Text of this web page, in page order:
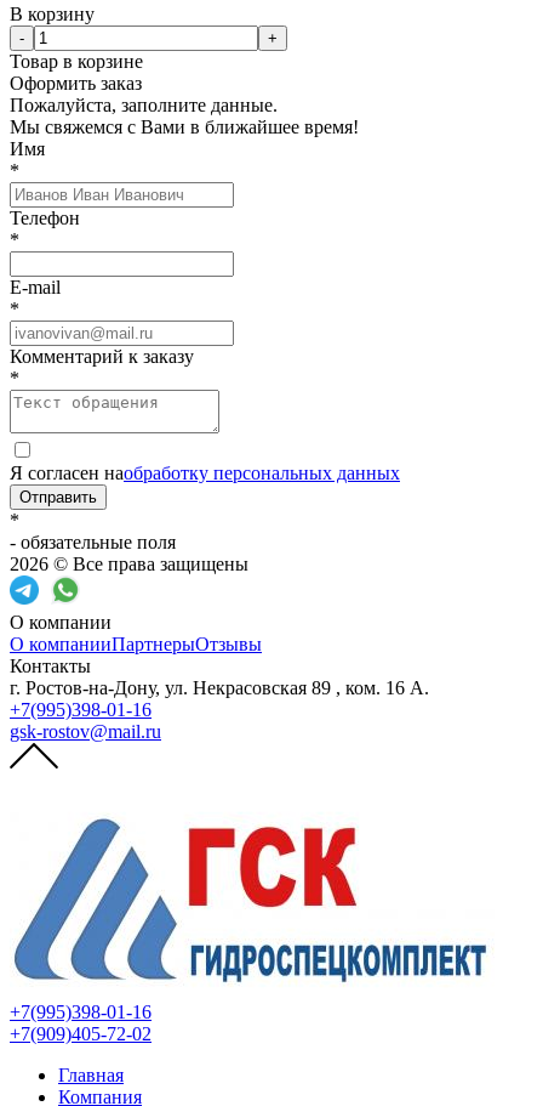
В корзину
- +
Товар в корзине
Оформить заказ
Пожалуйста, заполните данные.
Мы свяжемся с Вами в ближайшее время!
Имя
*
Телефон
*
E-mail
*
Комментарий к заказу
*
Я согласен наобработку персональных данных
Отправить
*
- обязательные поля
2026 © Все права защищены
О компании
О компанииПартнерыОтзывы
Контакты
г. Ростов-на-Дону, ул. Некрасовская 89 , ком. 16 А.
+7(995)398-01-16
gsk-rostov@mail.ru
+7(995)398-01-16
+7(909)405-72-02
Главная
Компания